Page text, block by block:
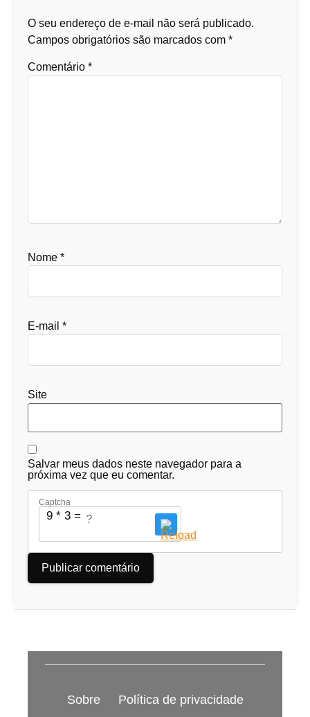
O seu endereço de e-mail não será publicado.
Campos obrigatórios são marcados com *
Comentário *
Nome *
E-mail *
Site
Salvar meus dados neste navegador para a
próxima vez que eu comentar.
Captcha
9 * 3 = ?
Sobre
Política de privacidade